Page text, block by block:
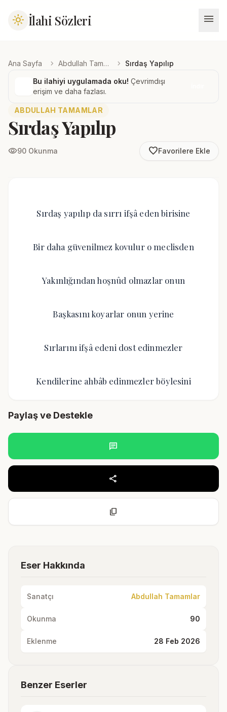
light_mode İlahi Sözleri menu
Ana Sayfa chevron_right Abdullah Tamamlar chevron_right Sırdaş Yapılıp
Bu ilahiyi uygulamada oku! Çevrimdışı
erişim ve daha fazlası.
ABDULLAH TAMAMLAR
Sırdaş Yapılıp
visibility90 Okunma favorite_borderFavorilere Ekle
Sırdaş yapılıp da sırrı ifşâ eden birisine
Bir daha güvenilmez kovulur o meclisden
Yakınlığından hoşnûd olmazlar onun
Başkasını koyarlar onun yerine
Sırlarını ifşâ edeni dost edinmezler
Kendilerine ahbâb edinmezler böylesini
Paylaş ve Destekle
chat
share
content_copy
Eser Hakkında
Sanatçı Abdullah Tamamlar
Okunma 90
Eklenme 28 Feb 2026
Benzer Eserler